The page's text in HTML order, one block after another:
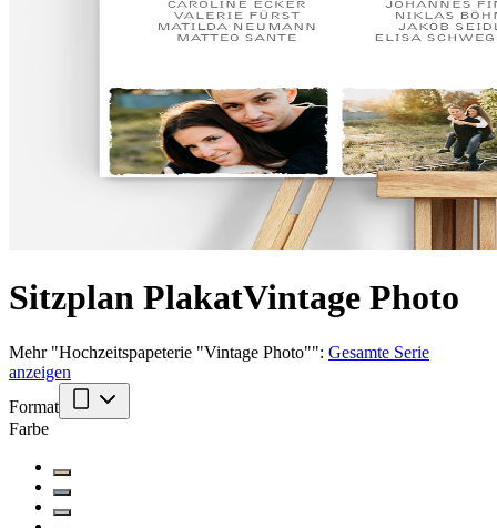
Sitzplan PlakatVintage Photo
Mehr"Hochzeitspapeterie "Vintage Photo"": Gesamte Serie
anzeigen
Format
Farbe